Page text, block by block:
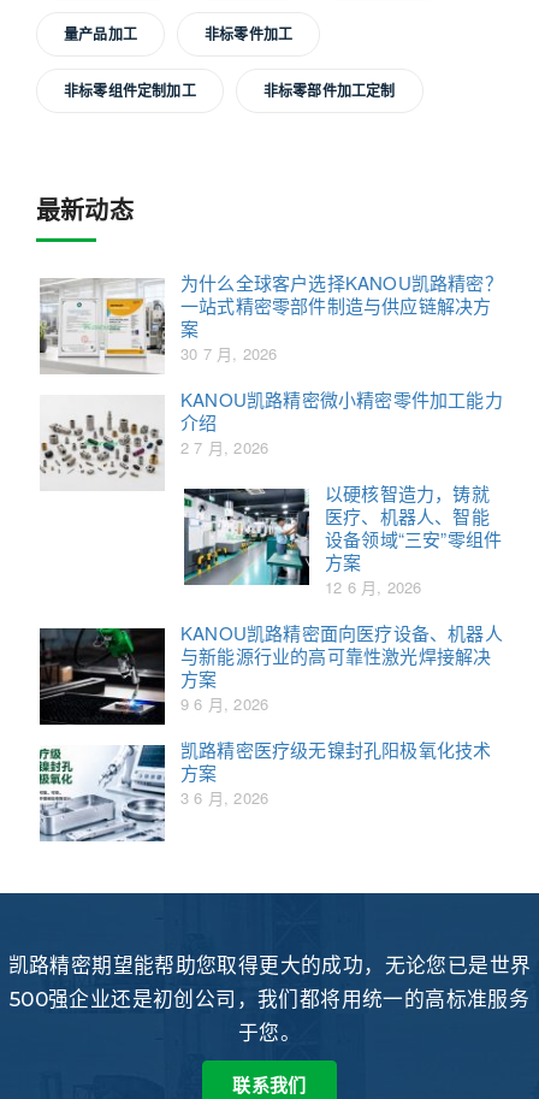
量产品加工 非标零件加工
非标零组件定制加工 非标零部件加工定制
最新动态
为什么全球客户选择KANOU凯路精密？
一站式精密零部件制造与供应链解决方
案
30 7 月, 2026
KANOU凯路精密微小精密零件加工能力
介绍
2 7 月, 2026
以硬核智造力，铸就
医疗、机器人、智能
设备领域“三安”零组件
方案
12 6 月, 2026
KANOU凯路精密面向医疗设备、机器人
与新能源行业的高可靠性激光焊接解决
方案
9 6 月, 2026
凯路精密医疗级无镍封孔阳极氧化技术
方案
3 6 月, 2026
凯路精密期望能帮助您取得更大的成功，无论您已是世界
500强企业还是初创公司，我们都将用统一的高标准服务
于您。
联系我们